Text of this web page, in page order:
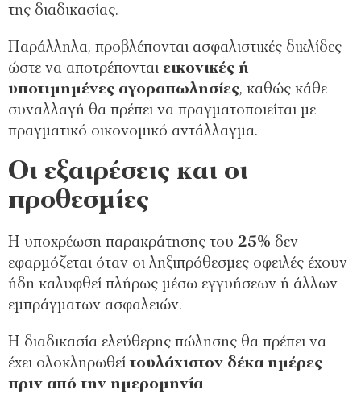
της διαδικασίας.
Παράλληλα, προβλέπονται ασφαλιστικές δικλίδες
ώστε να αποτρέπονται εικονικές ή
υποτιμημένες αγοραπωλησίες, καθώς κάθε
συναλλαγή θα πρέπει να πραγματοποιείται με
πραγματικό οικονομικό αντάλλαγμα.
Οι εξαιρέσεις και οι
προθεσμίες
Η υποχρέωση παρακράτησης του 25% δεν
εφαρμόζεται όταν οι ληξιπρόθεσμες οφειλές έχουν
ήδη καλυφθεί πλήρως μέσω εγγυήσεων ή άλλων
εμπράγματων ασφαλειών.
Η διαδικασία ελεύθερης πώλησης θα πρέπει να
έχει ολοκληρωθείτουλάχιστον δέκα ημέρες
πριν από την ημερομηνία